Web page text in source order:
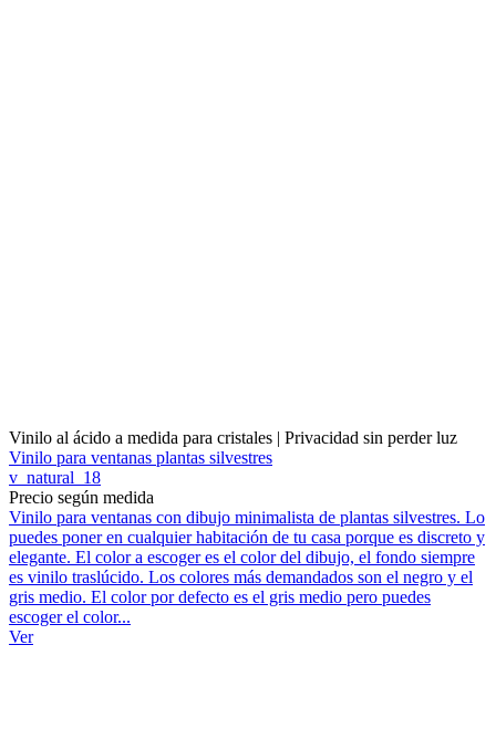
Vinilo al ácido a medida para cristales | Privacidad sin perder luz
Vinilo para ventanas plantas silvestres
v_natural_18
Precio según medida
Vinilo para ventanas con dibujo minimalista de plantas silvestres. Lo
puedes poner en cualquier habitación de tu casa porque es discreto y
elegante. El color a escoger es el color del dibujo, el fondo siempre
es vinilo traslúcido. Los colores más demandados son el negro y el
gris medio. El color por defecto es el gris medio pero puedes
escoger el color...
Ver